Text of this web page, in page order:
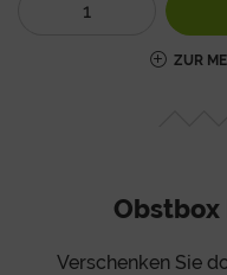
ZUR
Obstbox
Verschenken Sie